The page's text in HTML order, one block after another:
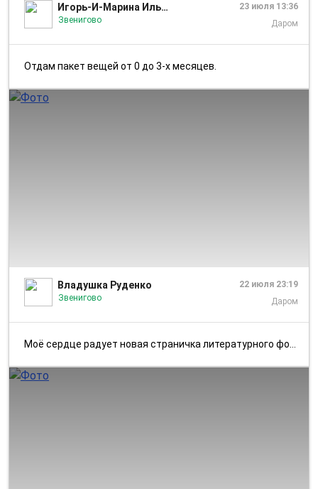
Игорь-И-Марина Ильины
Звенигово
23 июля 13:36
Даром
Отдам пакет вещей от 0 до 3-х месяцев.
Владушка Руденко
Звенигово
22 июля 23:19
Даром
Моё сердце радует новая страничка литературного фотодневника "Летний о...